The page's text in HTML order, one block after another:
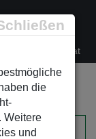
die
Weitere
und
office@leso.at